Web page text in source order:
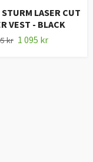
LASER CUT
VEST - BLACK
kr 1 095 kr